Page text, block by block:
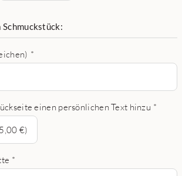
*
einen persönlichen Text hinzu *
€)
*